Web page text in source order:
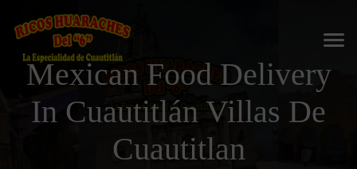
Mexican Food Delivery
In Cuautitlán Villas De
Cuautitlan